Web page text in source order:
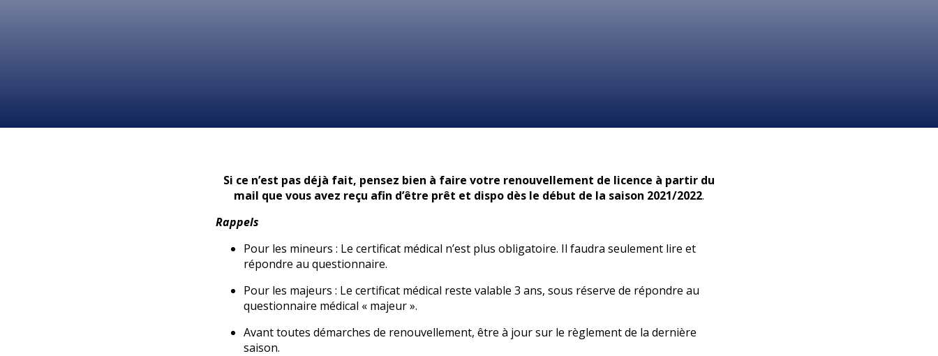
Si ce n’est pas déjà fait, pensez bien à faire votre renouvellement de licence à partir du
mail que vous avez reçu afin d’être prêt et dispo dès le début de la saison 2021/2022.
Rappels
Pour les mineurs : Le certificat médical n’est plus obligatoire. Il faudra seulement lire et
répondre au questionnaire.
Pour les majeurs : Le certificat médical reste valable 3 ans, sous réserve de répondre au
questionnaire médical « majeur ».
Avant toutes démarches de renouvellement, être à jour sur le règlement de la dernière
saison.